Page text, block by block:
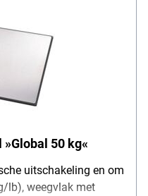
50 kg«
uitschakeling en om
lb), weegvlak met